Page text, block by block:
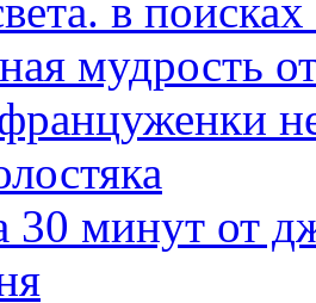
в
мудрость
30 минут от